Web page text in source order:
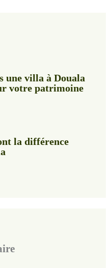
une villa à Douala
votre patrimoine
la différence